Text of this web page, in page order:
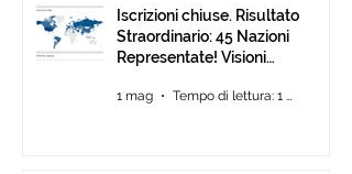
Iscrizioni chiuse. Risultato
Straordinario: 45 Nazioni
Representate! Visioni
Fino al 30 Giugno
1 mag Tempo di lettura: 1 min